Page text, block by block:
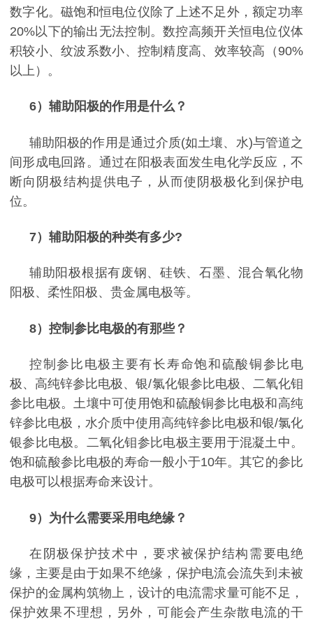
数字化。磁饱和恒电位仪除了上述不足外，额定功率
20%以下的输出无法控制。数控高频开关恒电位仪体
积较小、纹波系数小、控制精度高、效率较高（ 90%
以上）。
6）辅助阳极的作用是什么？
辅助阳极的作用是通过介质(如土壤、水)与管道之
间形成电回路。通过在阳极表面发生电化学反应，不
断向阴极结构提供电子，从而使阴极极化到保护电
位。
7）辅助阳极的种类有多少?
辅助阳极根据有废钢、硅铁、石墨、混合氧化物
阳极、柔性阳极、贵金属电极等。
8）控制参比电极的有那些？
控制参比电极主要有长寿命饱和硫酸铜参比电
极、高纯锌参比电极、银/氯化银参比电极、二氧化钼
参比电极。土壤中可使用饱和硫酸铜参比电极和高纯
锌参比电极，水介质中使用高纯锌参比电极和银/氯化
银参比电极。二氧化钼参比电极主要用于混凝土中。
饱和硫酸参比电极的寿命一般小于10年。其它的参比
电极可以根据寿命来设计。
9）为什么需要采用电绝缘？
在阴极保护技术中，要求被保护结构需要电绝
缘，主要是由于如果不绝缘，保护电流会流失到未被
保护的金属构筑物上，设计的电流需求量可能不足，
保护效果不理想，另外，可能会产生杂散电流的干